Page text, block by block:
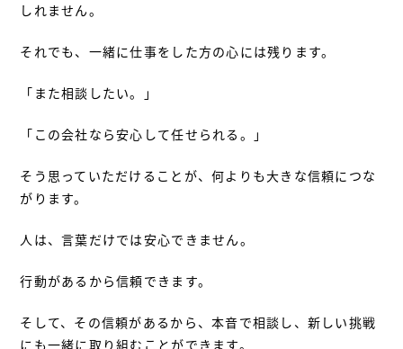
しれません。
それでも、一緒に仕事をした方の心には残ります。
「また相談したい。」
「この会社なら安心して任せられる。」
そう思っていただけることが、何よりも大きな信頼につな
がります。
人は、言葉だけでは安心できません。
行動があるから信頼できます。
そして、その信頼があるから、本音で相談し、新しい挑戦
にも一緒に取り組むことができます。